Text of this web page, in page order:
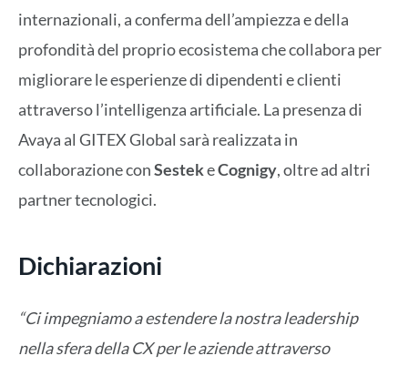
internazionali, a conferma dell’ampiezza e della
profondità del proprio ecosistema che collabora per
migliorare le esperienze di dipendenti e clienti
attraverso l’intelligenza artificiale. La presenza di
Avaya al GITEX Global sarà realizzata in
collaborazione conSestekeCognigy, oltre ad altri
partner tecnologici.
Dichiarazioni
“Ci impegniamo a estendere la nostra leadership
nella sfera della CX per le aziende attraverso